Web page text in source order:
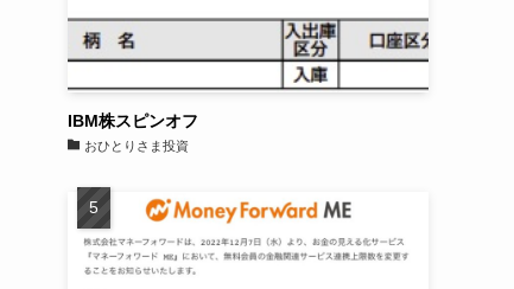
IBM株スピンオフ
おひとりさま投資